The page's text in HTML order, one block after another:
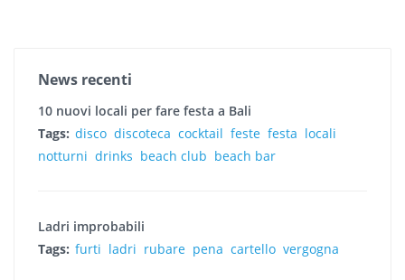
News recenti
10 nuovi locali per fare festa a Bali
Tags: disco discoteca cocktail feste festa locali
notturni drinks beach club beach bar
Ladri improbabili
Tags: furti ladri rubare pena cartello vergogna